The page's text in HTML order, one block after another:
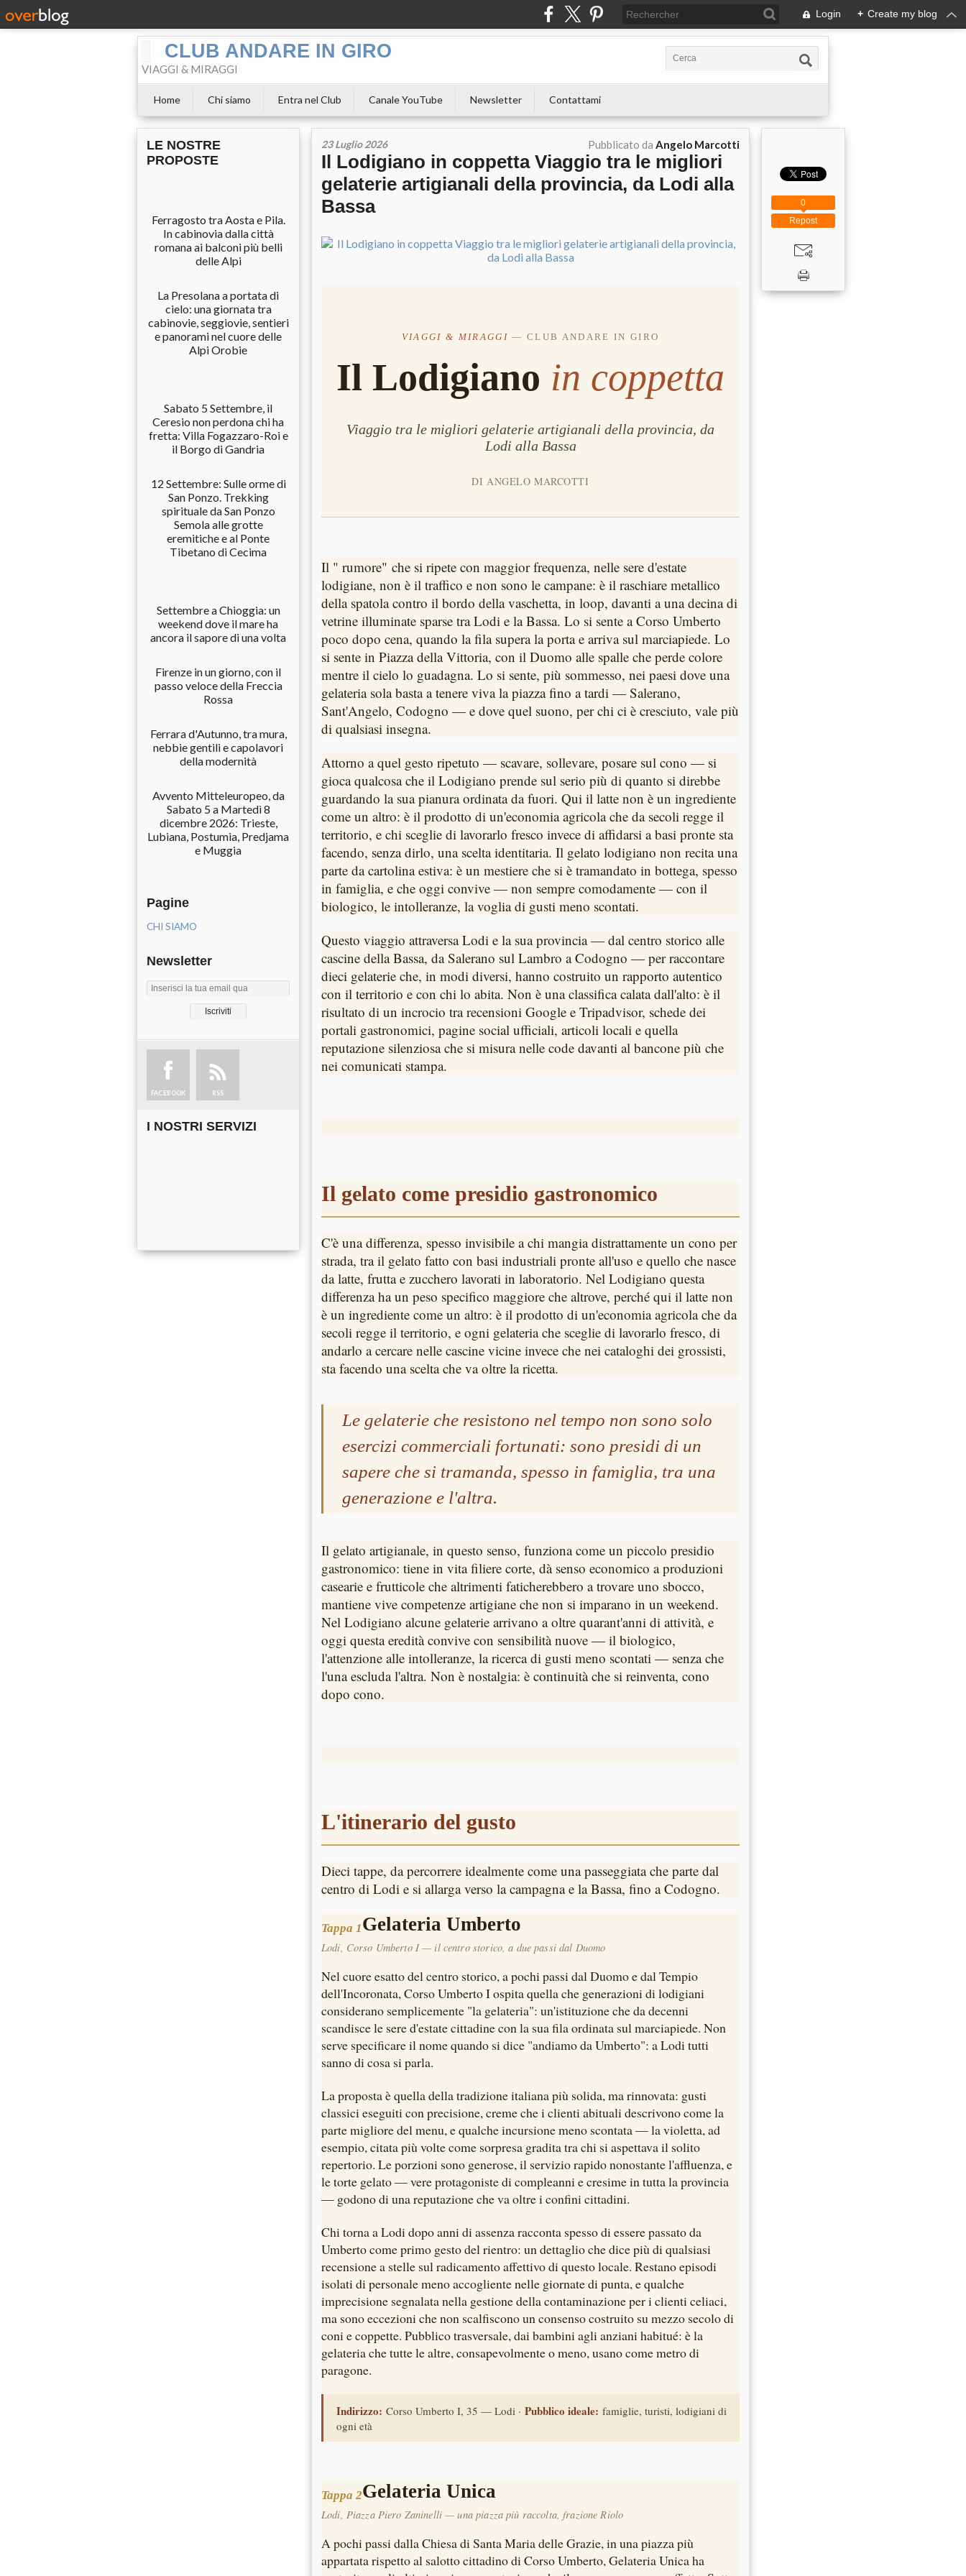
Login + Create my blog
CLUB ANDARE IN GIRO
VIAGGI & MIRAGGI
Home Chi siamo Entra nel Club Canale YouTube Newsletter Contattami
LE NOSTRE
PROPOSTE
Ferragosto tra Aosta e Pila.
In cabinovia dalla città
romana ai balconi più belli
delle Alpi
La Presolana a portata di
cielo: una giornata tra
cabinovie, seggiovie, sentieri
e panorami nel cuore delle
Alpi Orobie
Sabato 5 Settembre, il
Ceresio non perdona chi ha
fretta: Villa Fogazzaro-Roi e
il Borgo di Gandria
12 Settembre: Sulle orme di
San Ponzo. Trekking
spirituale da San Ponzo
Semola alle grotte
eremitiche e al Ponte
Tibetano di Cecima
Settembre a Chioggia: un
weekend dove il mare ha
ancora il sapore di una volta
Firenze in un giorno, con il
passo veloce della Freccia
Rossa
Ferrara d'Autunno, tra mura,
nebbie gentili e capolavori
della modernità
Avvento Mitteleuropeo, da
Sabato 5 a Martedì 8
dicembre 2026: Trieste,
Lubiana, Postumia, Predjama
e Muggia
Pagine
CHI SIAMO
Newsletter
FACEBOOK RSS
I NOSTRI SERVIZI
23 Luglio 2026 Pubblicato da Angelo Marcotti
Il Lodigiano in coppetta Viaggio tra le migliori
gelaterie artigianali della provincia, da Lodi alla
Bassa
VIAGGI & MIRAGGI — CLUB ANDARE IN GIRO
Il Lodigiano in coppetta
Viaggio tra le migliori gelaterie artigianali della provincia, da
Lodi alla Bassa
DI ANGELO MARCOTTI
Il " rumore" che si ripete con maggior frequenza, nelle sere d'estate
lodigiane, non è il traffico e non sono le campane: è il raschiare metallico
della spatola contro il bordo della vaschetta, in loop, davanti a una decina di
vetrine illuminate sparse tra Lodi e la Bassa. Lo si sente a Corso Umberto
poco dopo cena, quando la fila supera la porta e arriva sul marciapiede. Lo
si sente in Piazza della Vittoria, con il Duomo alle spalle che perde colore
mentre il cielo lo guadagna. Lo si sente, più sommesso, nei paesi dove una
gelateria sola basta a tenere viva la piazza fino a tardi — Salerano,
Sant'Angelo, Codogno — e dove quel suono, per chi ci è cresciuto, vale più
di qualsiasi insegna.
Attorno a quel gesto ripetuto — scavare, sollevare, posare sul cono — si
gioca qualcosa che il Lodigiano prende sul serio più di quanto si direbbe
guardando la sua pianura ordinata da fuori. Qui il latte non è un ingrediente
come un altro: è il prodotto di un'economia agricola che da secoli regge il
territorio, e chi sceglie di lavorarlo fresco invece di affidarsi a basi pronte sta
facendo, senza dirlo, una scelta identitaria. Il gelato lodigiano non recita una
parte da cartolina estiva: è un mestiere che si è tramandato in bottega, spesso
in famiglia, e che oggi convive — non sempre comodamente — con il
biologico, le intolleranze, la voglia di gusti meno scontati.
Questo viaggio attraversa Lodi e la sua provincia — dal centro storico alle
cascine della Bassa, da Salerano sul Lambro a Codogno — per raccontare
dieci gelaterie che, in modi diversi, hanno costruito un rapporto autentico
con il territorio e con chi lo abita. Non è una classifica calata dall'alto: è il
risultato di un incrocio tra recensioni Google e Tripadvisor, schede dei
portali gastronomici, pagine social ufficiali, articoli locali e quella
reputazione silenziosa che si misura nelle code davanti al bancone più che
nei comunicati stampa.
Il gelato come presidio gastronomico
C'è una differenza, spesso invisibile a chi mangia distrattamente un cono per
strada, tra il gelato fatto con basi industriali pronte all'uso e quello che nasce
da latte, frutta e zucchero lavorati in laboratorio. Nel Lodigiano questa
differenza ha un peso specifico maggiore che altrove, perché qui il latte non
è un ingrediente come un altro: è il prodotto di un'economia agricola che da
secoli regge il territorio, e ogni gelateria che sceglie di lavorarlo fresco, di
andarlo a cercare nelle cascine vicine invece che nei cataloghi dei grossisti,
sta facendo una scelta che va oltre la ricetta.
Le gelaterie che resistono nel tempo non sono solo
esercizi commerciali fortunati: sono presidi di un
sapere che si tramanda, spesso in famiglia, tra una
generazione e l'altra.
Il gelato artigianale, in questo senso, funziona come un piccolo presidio
gastronomico: tiene in vita filiere corte, dà senso economico a produzioni
casearie e frutticole che altrimenti faticherebbero a trovare uno sbocco,
mantiene vive competenze artigiane che non si imparano in un weekend.
Nel Lodigiano alcune gelaterie arrivano a oltre quarant'anni di attività, e
oggi questa eredità convive con sensibilità nuove — il biologico,
l'attenzione alle intolleranze, la ricerca di gusti meno scontati — senza che
l'una escluda l'altra. Non è nostalgia: è continuità che si reinventa, cono
dopo cono.
L'itinerario del gusto
Dieci tappe, da percorrere idealmente come una passeggiata che parte dal
centro di Lodi e si allarga verso la campagna e la Bassa, fino a Codogno.
Tappa 1Gelateria Umberto
Lodi, Corso Umberto I — il centro storico, a due passi dal Duomo
Nel cuore esatto del centro storico, a pochi passi dal Duomo e dal Tempio
dell'Incoronata, Corso Umberto I ospita quella che generazioni di lodigiani
considerano semplicemente "la gelateria": un'istituzione che da decenni
scandisce le sere d'estate cittadine con la sua fila ordinata sul marciapiede. Non
serve specificare il nome quando si dice "andiamo da Umberto": a Lodi tutti
sanno di cosa si parla.
La proposta è quella della tradizione italiana più solida, ma rinnovata: gusti
classici eseguiti con precisione, creme che i clienti abituali descrivono come la
parte migliore del menu, e qualche incursione meno scontata — la violetta, ad
esempio, citata più volte come sorpresa gradita tra chi si aspettava il solito
repertorio. Le porzioni sono generose, il servizio rapido nonostante l'affluenza, e
le torte gelato — vere protagoniste di compleanni e cresime in tutta la provincia
— godono di una reputazione che va oltre i confini cittadini.
Chi torna a Lodi dopo anni di assenza racconta spesso di essere passato da
Umberto come primo gesto del rientro: un dettaglio che dice più di qualsiasi
recensione a stelle sul radicamento affettivo di questo locale. Restano episodi
isolati di personale meno accogliente nelle giornate di punta, e qualche
imprecisione segnalata nella gestione della contaminazione per i clienti celiaci,
ma sono eccezioni che non scalfiscono un consenso costruito su mezzo secolo di
coni e coppette. Pubblico trasversale, dai bambini agli anziani habitué: è la
gelateria che tutte le altre, consapevolmente o meno, usano come metro di
paragone.
Indirizzo: Corso Umberto I, 35 — Lodi · Pubblico ideale: famiglie, turisti, lodigiani di
ogni età
Tappa 2Gelateria Unica
Lodi, Piazza Piero Zaninelli — una piazza più raccolta, frazione Riolo
A pochi passi dalla Chiesa di Santa Maria delle Grazie, in una piazza più
appartata rispetto al salotto cittadino di Corso Umberto, Gelateria Unica ha
Repost
0